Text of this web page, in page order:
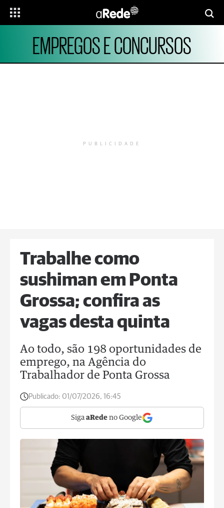
EMPREGOS E CONCURSOS
PUBLICIDADE
Trabalhe como
sushiman em Ponta
Grossa; confira as
vagas desta quinta
Ao todo, são 198 oportunidades de
emprego, na Agência do
Trabalhador de Ponta Grossa
Publicado: 01/07/2026, 16:45
Siga aRede no Google